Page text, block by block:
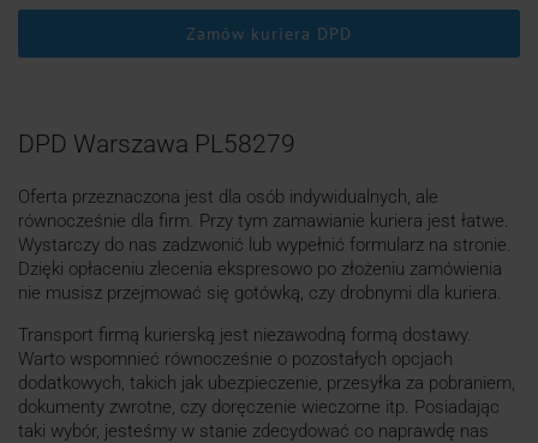
Zamów kuriera DPD
DPD Warszawa PL58279
Oferta przeznaczona jest dla osób indywidualnych, ale
równocześnie dla firm. Przy tym zamawianie kuriera jest łatwe.
Wystarczy do nas zadzwonić lub wypełnić formularz na stronie.
Dzięki opłaceniu zlecenia ekspresowo po złożeniu zamówienia
nie musisz przejmować się gotówką, czy drobnymi dla kuriera.
Transport firmą kurierską jest niezawodną formą dostawy.
Warto wspomnieć równocześnie o pozostałych opcjach
dodatkowych, takich jak ubezpieczenie, przesyłka za pobraniem,
dokumenty zwrotne, czy doręczenie wieczorne itp. Posiadając
taki wybór, jesteśmy w stanie zdecydować co naprawdę nas